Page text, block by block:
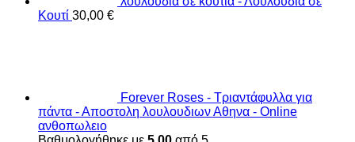
Κουτί 30,00 €
Forever Roses - Τριαντάφυλλα για
πάντα - Αποστολη λουλουδιων Αθηνα - Online
ανθοπωλειο